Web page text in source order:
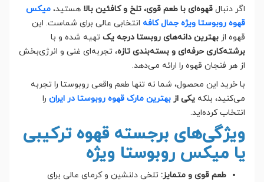
اگر دنبال قهوه‌ای با طعم قوی، تلخ و کافئین بالا هستید، میکس
قهوه روبوستا ویژه جمال کافه انتخابی عالی برای شماست. این
قهوه از بهترین دانه‌های روبستا درجه یک تهیه شده و با
برشته‌کاری حرفه‌ای و بسته‌بندی تازه، تجربه‌ای غنی و انرژی‌بخش
از هر فنجان قهوه را ارائه می‌دهد.
با خرید این محصول، شما نه تنها طعم واقعی روبوستا را تجربه
می‌کنید، بلکه یکی از بهترین مارک قهوه روبوستا در ایران را
انتخاب کرده‌اید.
ویژگی‌های برجسته قهوه ترکیبی
یا میکس روبوستا ویژه
طعم قوی و متمایز: تلخی دلنشین و کرمای عالی برای